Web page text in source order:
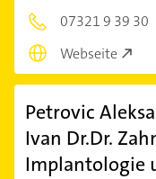
07321 9 39 30
Webseite
Petrovic
Ivan Dr.Dr.
Implantologie